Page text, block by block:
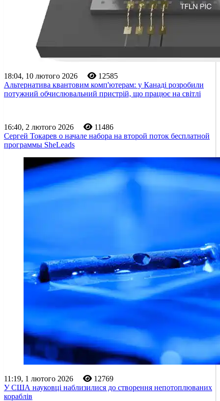
18:04, 10 лютого 2026
12585
Альтернатива квантовим комп'ютерам: у Канаді розробили
потужний обчислювальний пристрій, що працює на світлі
16:40, 2 лютого 2026
11486
Сергей Токарев о начале набора на второй поток бесплатной
программы SheLeads
11:19, 1 лютого 2026
12769
У США науковці наблизилися до створення непотоплюваних
кораблів